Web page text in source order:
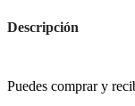
Descripción
Puedes comprar y